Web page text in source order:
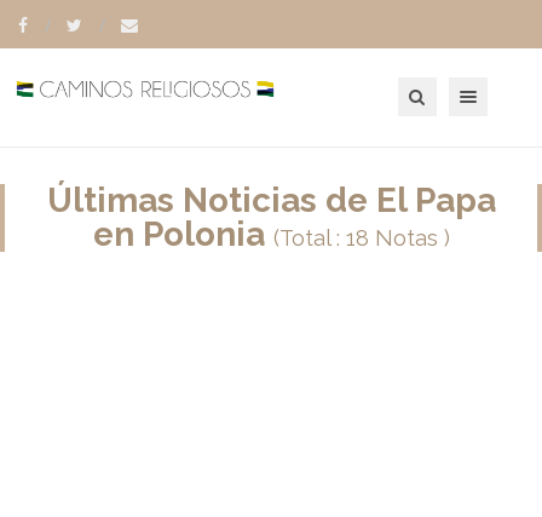
Últimas Noticias de El Papa
en Polonia (Total : 18 Notas )